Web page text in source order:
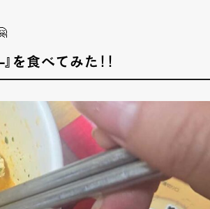
を食べてみた！！